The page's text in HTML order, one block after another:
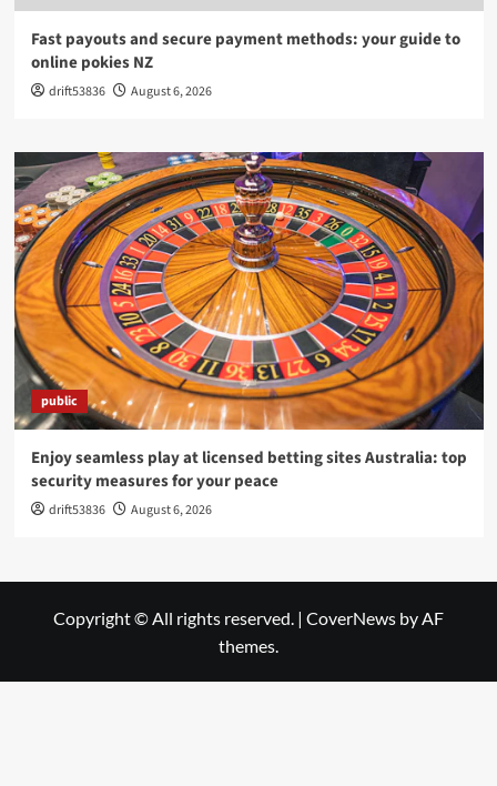
Fast payouts and secure payment methods: your guide to
online pokies NZ
drift53836 August 6, 2026
public
Enjoy seamless play at licensed betting sites Australia: top
security measures for your peace
drift53836 August 6, 2026
Copyright © All rights reserved. | CoverNews by AF
themes.